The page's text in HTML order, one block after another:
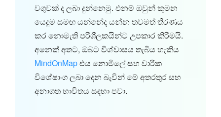
වගුවක් ද ලබා දුන්නෙමු. එනම් ඔවුන් කුමන
යෙදුම සමඟ යන්නේද යන්න තවමත් තීරණය
කර නොමැති පරිශීලකයින්ට උපකාර කිරීමයි.
අනෙක් අතට, ඔබට විශ්වාසය තැබිය හැකිය
MindOnMapඑය නොමිලේ සහ වාරික
විශේෂාංග ලබා දෙන බැවින් මේ අතරතුර සහ
අනාගත භාවිතය සඳහා පවා.